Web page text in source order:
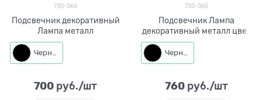
730-066
Подсвечник декоративный
Лампа металл
Черный
700 руб./шт
730-065
Подсвечник Лампа
декоративный металл цвет
черный
Черный
760 руб./шт